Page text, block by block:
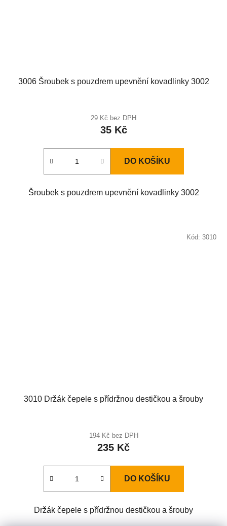
3006 Šroubek s pouzdrem upevnění kovadlinky 3002
29 Kč bez DPH
35 Kč
DO KOŠÍKU
Šroubek s pouzdrem upevnění kovadlinky 3002
3010 Držák čepele s přídržnou destičkou a šrouby
194 Kč bez DPH
235 Kč
DO KOŠÍKU
Držák čepele s přídržnou destičkou a šrouby
Kód: 3010